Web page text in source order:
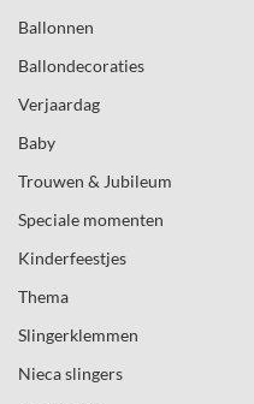
Ballonnen
Ballondecoraties
Verjaardag
Baby
Trouwen & Jubileum
Speciale momenten
Kinderfeestjes
Thema
Slingerklemmen
Nieca slingers